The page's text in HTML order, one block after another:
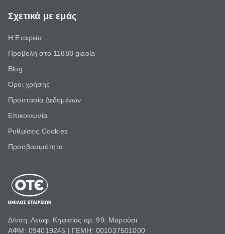
Σχετικά με εμάς
Η Εταιρεία
Προβολή στο 11888 giaola
Blog
Όροι χρήσης
Προστασία Δεδομένων
Επικοινωνία
Ρυθμίσεις Cookies
Προσβασιμότητα
Δ/νση: Λεωφ. Κηφισίας αρ. 99, Μαρούσι
ΑΦΜ: 094019245 | ΓΕΜΗ: 001037501000